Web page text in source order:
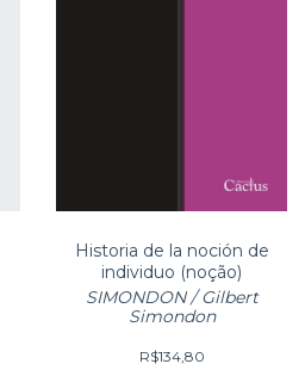
Historia de la noción de
individuo (noção)
SIMONDON / Gilbert
Simondon
R$134,80